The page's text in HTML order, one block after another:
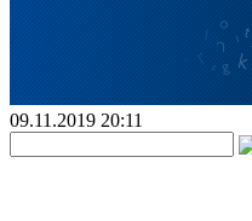
09.11.2019 20:11